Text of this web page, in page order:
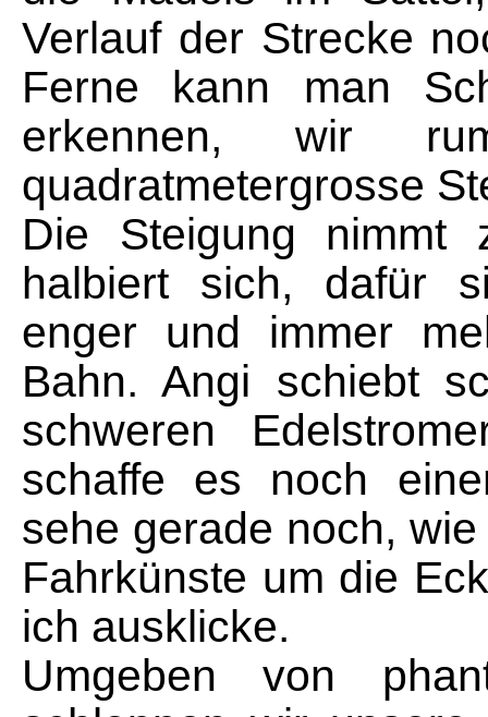
Verlauf der Strecke
Ferne kann man
erkennen, wir
quadratmetergrosse
Die Steigung nimmt
halbiert sich, dafür
enger und immer
Bahn. Angi schiebt
schweren
schaffe es noch
sehe gerade noch,
Fahrkünste um die
ich ausklicke.
Umgeben von